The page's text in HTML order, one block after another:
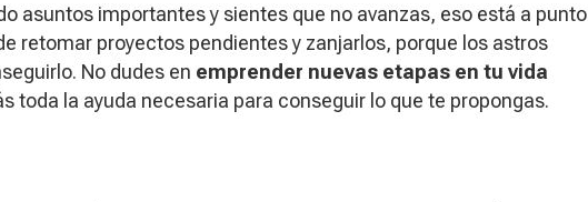
asuntos importantes y sientes que no avanzas, eso está a punto
retomar proyectos pendientes y zanjarlos, porque los astros
No dudes en emprender nuevas etapas en tu vida
toda la ayuda necesaria para conseguir lo que te propongas.